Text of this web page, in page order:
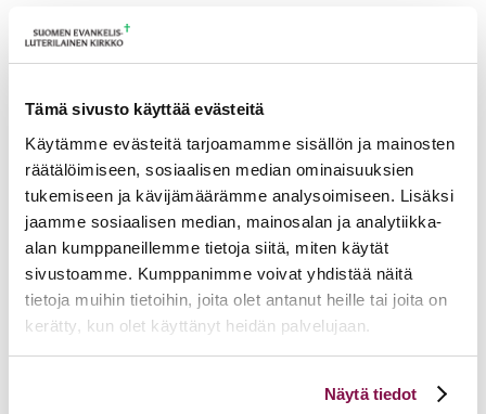
Tämä sivusto käyttää evästeitä
Käytämme evästeitä tarjoamamme sisällön ja mainosten
räätälöimiseen, sosiaalisen median ominaisuuksien
tukemiseen ja kävijämäärämme analysoimiseen. Lisäksi
jaamme sosiaalisen median, mainosalan ja analytiikka-
alan kumppaneillemme tietoja siitä, miten käytät
sivustoamme. Kumppanimme voivat yhdistää näitä
tietoja muihin tietoihin, joita olet antanut heille tai joita on
kerätty, kun olet käyttänyt heidän palvelujaan.
linkistä.
Näytä tiedot
Lisätietoja
hanne.vonweissenberg@evl.fi
Tulevia tapahtumia
Tuomiokapitulin istunto 19.08.2026
Ikkunoita kristilliseen spiritualiteettiin: Matkakumppanuuden päivä
runojen, taiteen ja luonnon äärellä 25.08.2026
Toimistoväen verkostotapaaminen
08.09.2026
Takaisin tapahtumiin